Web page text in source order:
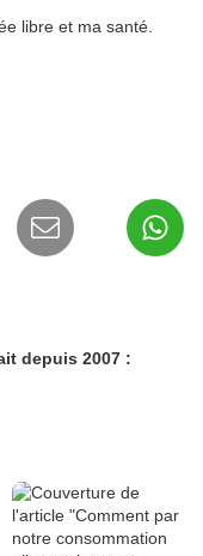
libre et ma santé.
depuis 2007 :